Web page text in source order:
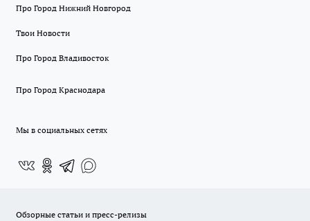
Про Город Нижний Новгород
Твои Новости
Про Город Владивосток
Про Город Краснодара
Мы в социальных сетях
Обзорные статьи и пресс-релизы